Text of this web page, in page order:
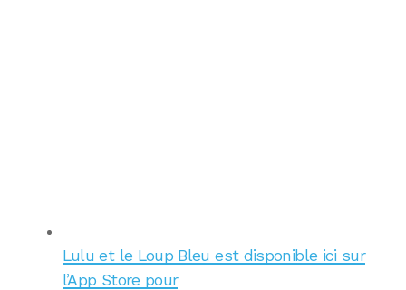
Lulu et le Loup Bleu est disponible ici sur
l’App Store pour